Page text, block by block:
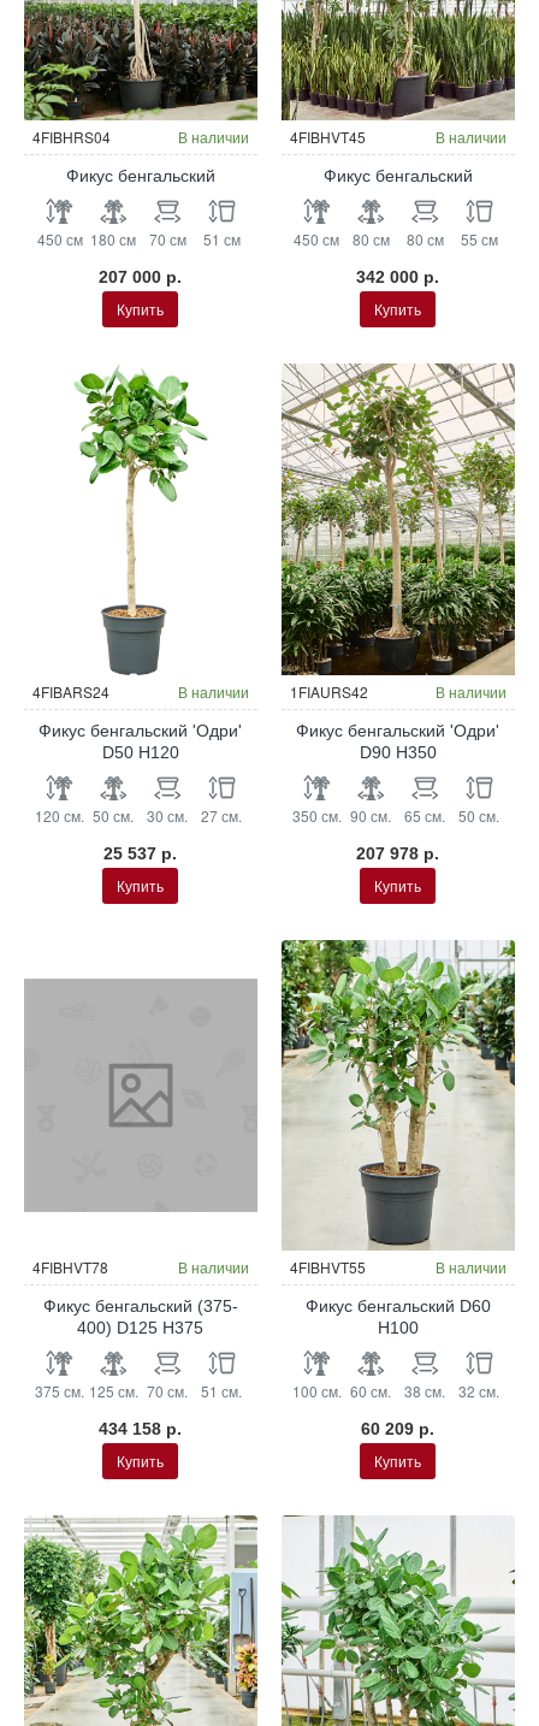
4FIBHRS04 В наличии
Фикус бенгальский
450 см 180 см 70 см 51 см
207 000 р.
Купить
4FIBHVT45 В наличии
Фикус бенгальский
450 см 80 см 80 см 55 см
342 000 р.
Купить
4FIBARS24 В наличии
Фикус бенгальский 'Одри'
D50 H120
120 см. 50 см. 30 см. 27 см.
25 537 р.
Купить
Гидропоника
1FIAURS42 В наличии
Фикус бенгальский 'Одри'
D90 H350
350 см. 90 см. 65 см. 50 см.
207 978 р.
Купить
4FIBHVT78 В наличии
Фикус бенгальский (375-
400) D125 H375
375 см. 125 см. 70 см. 51 см.
434 158 р.
Купить
4FIBHVT55 В наличии
Фикус бенгальский D60
H100
100 см. 60 см. 38 см. 32 см.
60 209 р.
Купить